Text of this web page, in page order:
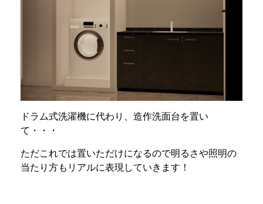
ドラム式洗濯機に代わり、造作洗面台を置い
て・・・
ただこれでは置いただけになるので明るさや照明の
当たり方もリアルに表現していきます！